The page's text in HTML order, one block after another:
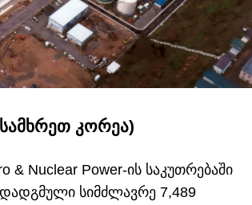
კორეა)
& Nuclear Power-ის საკუთრებაში
სიმძლავრე 7,489